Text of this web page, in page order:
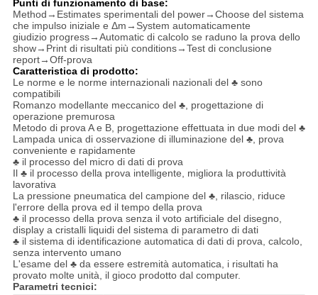
Punti di funzionamento di base:
Method→Estimates sperimentali del power→Choose del sistema
che impulso iniziale e Δm→System automaticamente
giudizio progress→Automatic di calcolo se raduno la prova dello
show→Print di risultati più conditions→Test di conclusione
report→Off-prova
Caratteristica di prodotto:
Le norme e le norme internazionali nazionali del ♣ sono
compatibili
Romanzo modellante meccanico del ♣, progettazione di
operazione premurosa
Metodo di prova A e B, progettazione effettuata in due modi del ♣
Lampada unica di osservazione di illuminazione del ♣, prova
conveniente e rapidamente
♣il processo del micro di dati di prova
Il ♣il processo della prova intelligente, migliora la produttività
lavorativa
La pressione pneumatica del campione del ♣, rilascio, riduce
l'errore della prova ed il tempo della prova
♣il processo della prova senza il voto artificiale del disegno,
display a cristalli liquidi del sistema di parametro di dati
♣il sistema di identificazione automatica di dati di prova, calcolo,
senza intervento umano
L'esame del ♣da essere estremità automatica, i risultati ha
provato molte unità, il gioco prodotto dal computer.
Parametri tecnici: